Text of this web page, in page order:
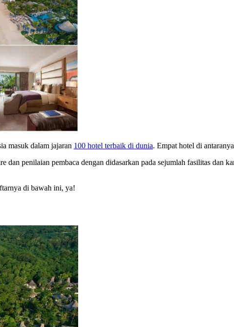
masuk dalam jajaran 100 hotel terbaik di dunia. Empat hotel di
penilaian pembaca dengan didasarkan pada sejumlah fasilitas dan
di bawah ini, ya!